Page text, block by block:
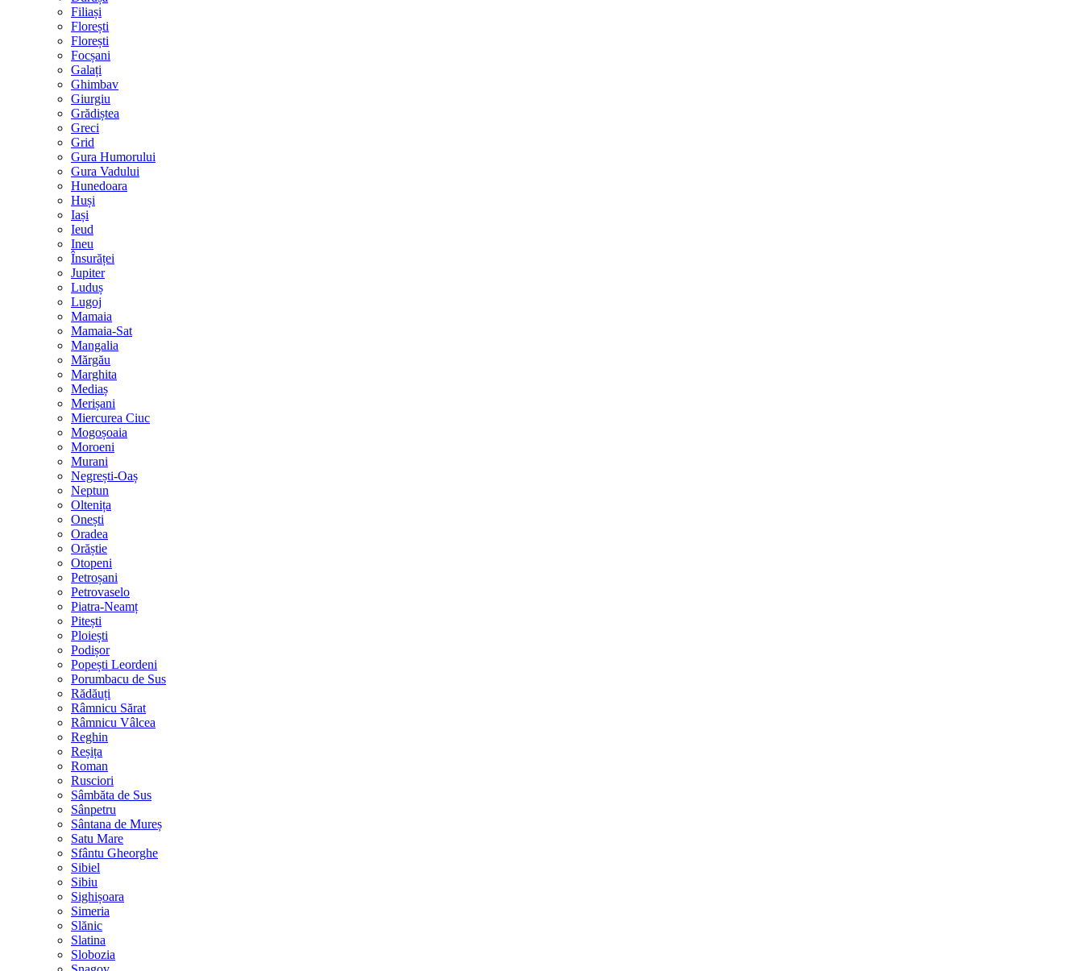
Filiași
Florești
Florești
Focșani
Galați
Ghimbav
Giurgiu
Grădiștea
Greci
Grid
Gura Humorului
Gura Vadului
Hunedoara
Huși
Iași
Ieud
Ineu
Însurăței
Jupiter
Luduș
Lugoj
Mamaia
Mamaia-Sat
Mangalia
Mărgău
Marghita
Mediaș
Merișani
Miercurea Ciuc
Mogoșoaia
Moroeni
Murani
Negrești-Oaș
Neptun
Oltenița
Onești
Oradea
Orăștie
Otopeni
Petroșani
Petrovaselo
Piatra-Neamț
Pitești
Ploiești
Podișor
Popești Leordeni
Porumbacu de Sus
Rădăuți
Râmnicu Sărat
Râmnicu Vâlcea
Reghin
Reșița
Roman
Rusciori
Sâmbăta de Sus
Sânpetru
Sântana de Mureș
Satu Mare
Sfântu Gheorghe
Sibiel
Sibiu
Sighișoara
Simeria
Slănic
Slatina
Slobozia